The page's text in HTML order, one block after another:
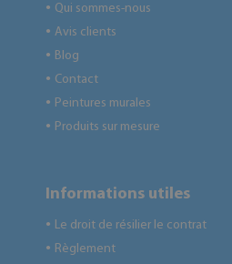
● Qui sommes-nous
● Avis clients
● Blog
● Contact
● Peintures murales
● Produits sur mesure
Informations utiles
● Le droit de résilier le contrat
● Règlement